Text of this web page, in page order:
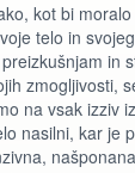
kot bi
telo in
in
zmogljivosti,
na vsak izziv
nasilni, kar je